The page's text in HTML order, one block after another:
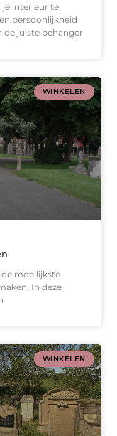
je interieur te
persoonlijkheid
de juiste behanger
WINKELEN
de moeilijkste
In deze
WINKELEN